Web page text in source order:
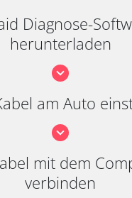
Diagnose-
herunterladen
am Auto
mit dem
verbinden